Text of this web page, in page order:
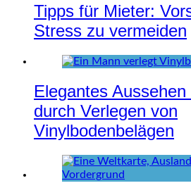
Tipps für Mieter:
Stress zu vermeiden
Elegantes
durch Verlegen von
Vinylbodenbelägen